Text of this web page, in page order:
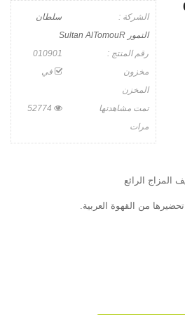
الشركة :
سلطان
التمور Sultan AlTomouR
رقم المنتج :
مخزون
في
المخزن
تمت مشاهدتها
52774
مرات
المزاج الرائع
من القهوة العربية.